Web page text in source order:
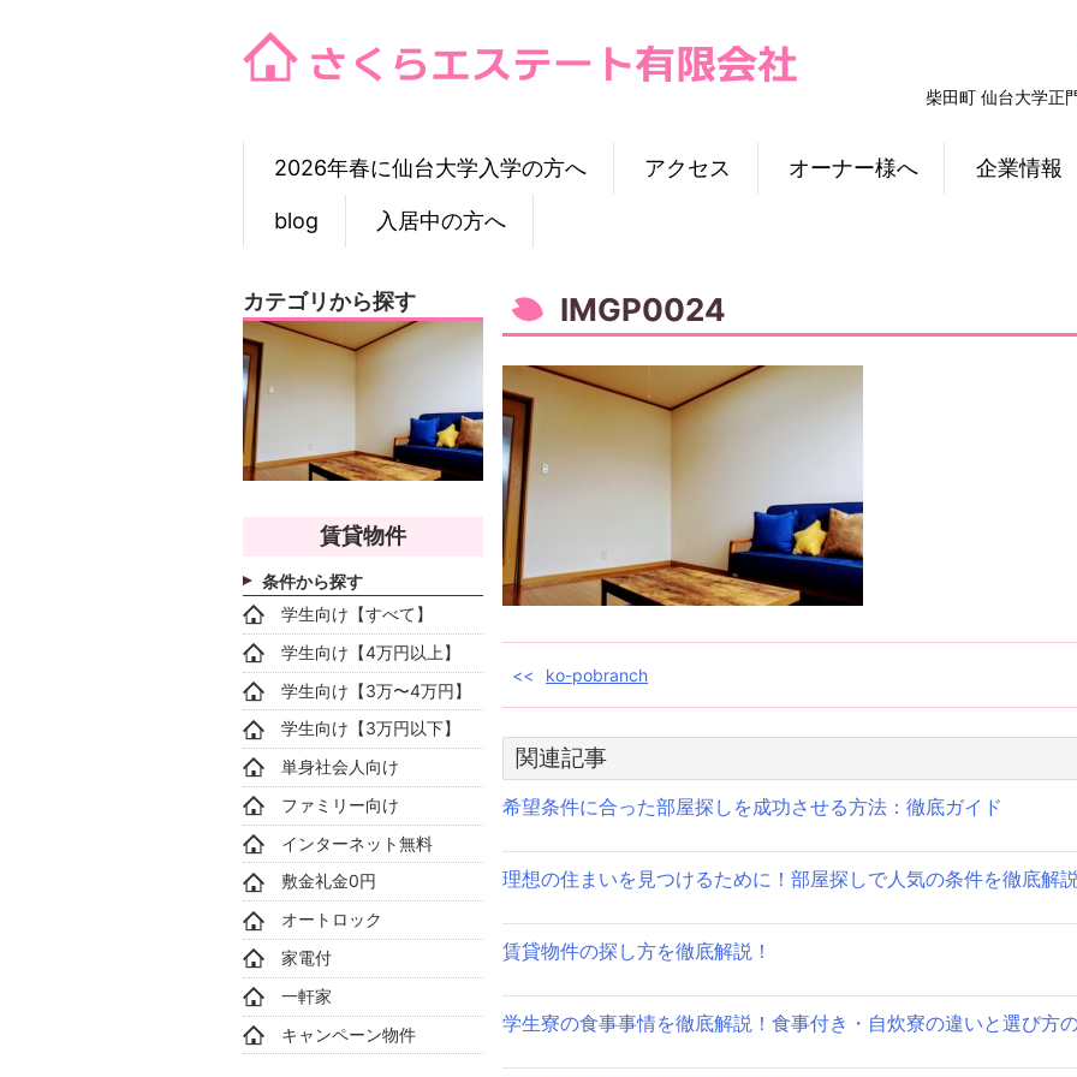
柴田町 仙台大学正
2026年春に仙台大学入学の方へ アクセス オーナー様へ 企業情報
blog 入居中の方へ
IMGP0024
投
ナ
ビ
ゲ
ー
シ
ン
ko-pobranch
関連記事
希望条件に合った部屋探しを成功させる方法：徹底ガイド
理想の住まいを見つけるために！部屋探しで人気の条件を徹底解
賃貸物件の探し方を徹底解説！
学生寮の食事事情を徹底解説！食事付き・自炊寮の違いと選び方
カテゴリから探す
賃貸物件
条件から探す
学生向け【すべて】
学生向け【4万円以上】
学生向け【3万〜4万円】
学生向け【3万円以下】
単身社会人向け
ファミリー向け
インターネット無料
敷金礼金0円
オートロック
家電付
一軒家
キャンペーン物件